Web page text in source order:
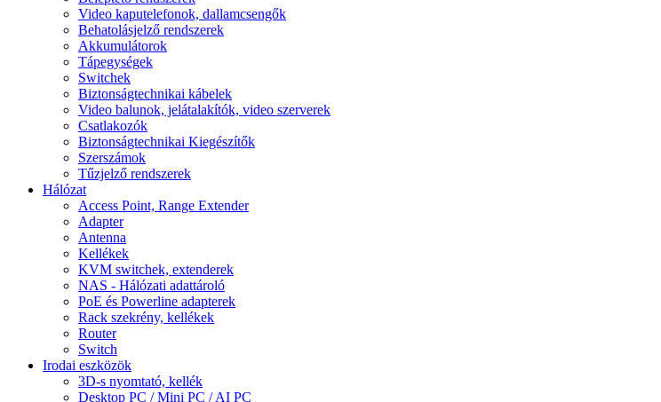
Video kaputelefonok, dallamcsengők
Behatolásjelző rendszerek
Akkumulátorok
Tápegységek
Switchek
Biztonságtechnikai kábelek
Video balunok, jelátalakítók, video szerverek
Csatlakozók
Biztonságtechnikai Kiegészítők
Szerszámok
Tűzjelző rendszerek
Hálózat
Access Point, Range Extender
Adapter
Antenna
Kellékek
KVM switchek, extenderek
NAS - Hálózati adattároló
PoE és Powerline adapterek
Rack szekrény, kellékek
Router
Switch
Irodai eszközök
3D-s nyomtató, kellék
Desktop PC / Mini PC / AI PC